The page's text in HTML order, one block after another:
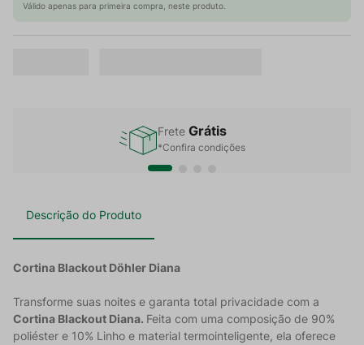
Válido apenas para primeira compra, neste produto.
Frete Grátis
*Confira condições
Descrição do Produto
Cortina Blackout Döhler Diana
Transforme suas noites e garanta total privacidade com a
Cortina Blackout Diana. Feita com uma composição de 90%
poliéster e 10% Linho e material termointeligente, ela oferece